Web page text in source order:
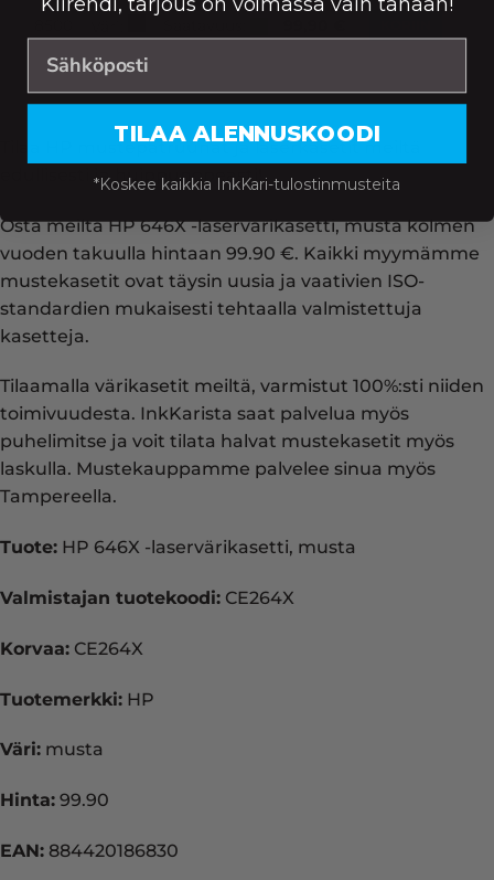
Tilaa HP mustepatruunat ja laserkasetit meiltä
edullisesti ja huippunopeasti!
Osta meiltä HP 646X -laservärikasetti, musta kolmen
vuoden takuulla hintaan 99.90 €. Kaikki myymämme
mustekasetit ovat täysin uusia ja vaativien ISO-
standardien mukaisesti tehtaalla valmistettuja
kasetteja.
Tilaamalla värikasetit meiltä, varmistut 100%:sti niiden
toimivuudesta. InkKarista saat palvelua myös
puhelimitse ja voit tilata halvat mustekasetit myös
laskulla. Mustekauppamme palvelee sinua myös
Tampereella.
Tuote: HP 646X -laservärikasetti, musta
Valmistajan tuotekoodi: CE264X
Korvaa: CE264X
Tuotemerkki: HP
Väri: musta
Hinta: 99.90
EAN: 884420186830
TILAA ALENNUSKOODI
*Koskee kaikkia InkKari-tulostinmusteita